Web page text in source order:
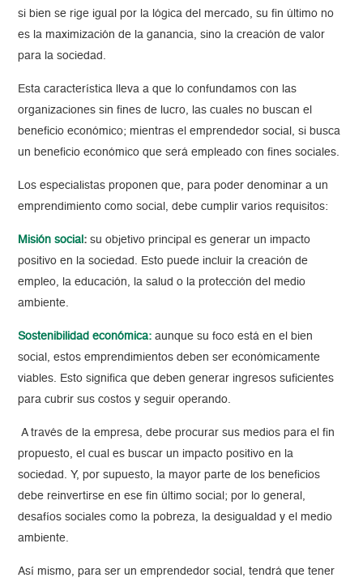
si bien se rige igual por la lógica del mercado, su fin último no
es la maximización de la ganancia, sino la creación de valor
para la sociedad.
Esta característica lleva a que lo confundamos con las
organizaciones sin fines de lucro, las cuales no buscan el
beneficio económico; mientras el emprendedor social, si busca
un beneficio económico que será empleado con fines sociales.
Los especialistas proponen que, para poder denominar a un
emprendimiento como social, debe cumplir varios requisitos:
Misión social : su objetivo principal es generar un impacto
positivo en la sociedad. Esto puede incluir la creación de
empleo, la educación, la salud o la protección del medio
ambiente.
Sostenibilidad económica: aunque su foco está en el bien
social, estos emprendimientos deben ser económicamente
viables. Esto significa que deben generar ingresos suficientes
para cubrir sus costos y seguir operando.
A través de la empresa, debe procurar sus medios para el fin
propuesto, el cual es buscar un impacto positivo en la
sociedad. Y, por supuesto, la mayor parte de los beneficios
debe reinvertirse en ese fin último social; por lo general,
desafíos sociales como la pobreza, la desigualdad y el medio
ambiente.
Así mismo, para ser un emprendedor social, tendrá que tener